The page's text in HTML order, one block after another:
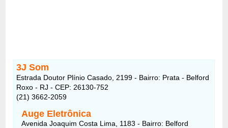
3J Som
Estrada Doutor Plínio Casado, 2199 - Bairro: Prata - Belford
Roxo - RJ - CEP: 26130-752
(21) 3662-2059
Auge Eletrônica
Avenida Joaquim Costa Lima, 1183 - Bairro: Belford